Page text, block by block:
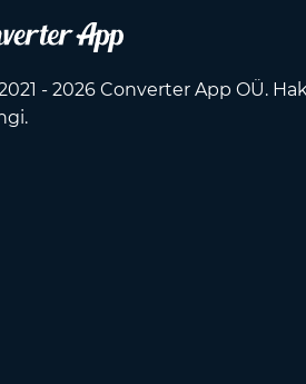
- 2026 Converter App OÜ. Hak